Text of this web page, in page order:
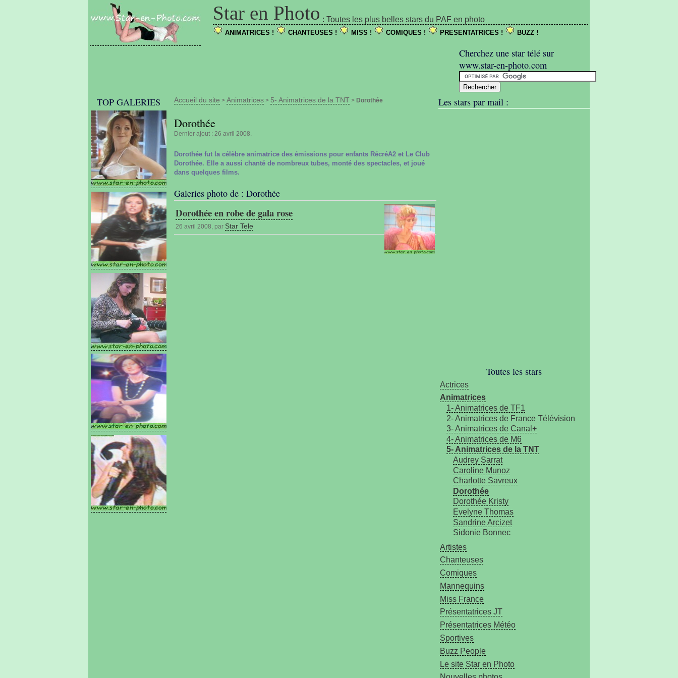
Star en Photo : Toutes les plus belles stars du PAF en photo
ANIMATRICES ! CHANTEUSES ! MISS ! COMIQUES ! PRESENTATRICES ! BUZZ !
Cherchez une star télé sur
www.star-en-photo.com
TOP GALERIES Accueil du site > Animatrices > 5- Animatrices de la TNT > Dorothée
Dorothée
Dernier ajout : 26 avril 2008.
Dorothée fut la célèbre animatrice des émissions pour enfants RécréA2 et Le Club
Dorothée. Elle a aussi chanté de nombreux tubes, monté des spectacles, et joué
dans quelques films.
Galeries photo de : Dorothée
Dorothée en robe de gala rose
26 avril 2008, par Star Tele
Les stars par mail :
Toutes les stars
Actrices
Animatrices
1- Animatrices de TF1
2- Animatrices de France Télévision
3- Animatrices de Canal+
4- Animatrices de M6
5- Animatrices de la TNT
Audrey Sarrat
Caroline Munoz
Charlotte Savreux
Dorothée
Dorothée Kristy
Evelyne Thomas
Sandrine Arcizet
Sidonie Bonnec
Artistes
Chanteuses
Comiques
Mannequins
Miss France
Présentatrices JT
Présentatrices Météo
Sportives
Buzz People
Le site Star en Photo